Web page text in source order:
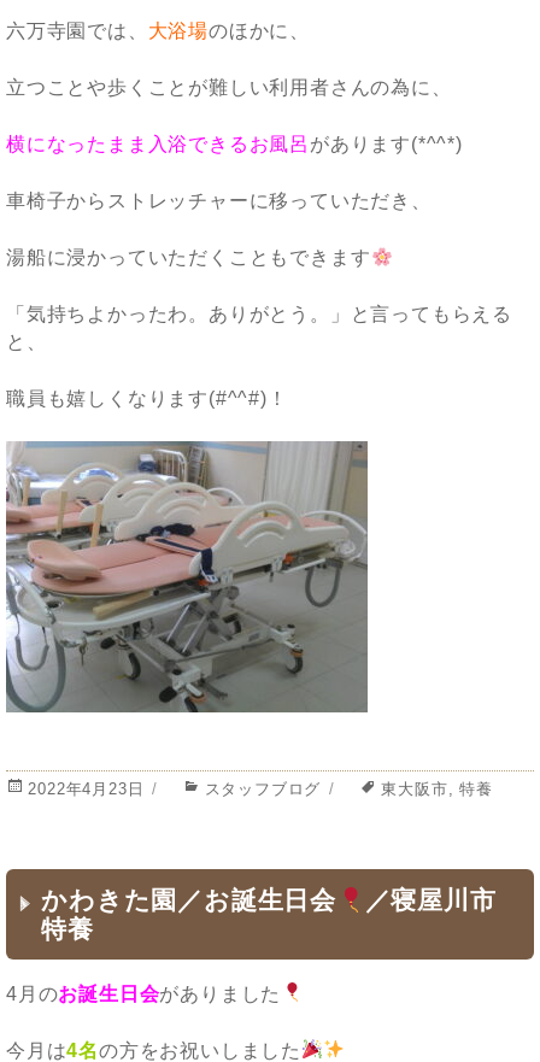
六万寺園では、 大浴場のほかに、
立つことや歩くことが難しい利用者さんの為に、
横になったまま入浴できるお風呂 があります(*^^*)
車椅子からストレッチャーに移っていただき、
湯船に浸かっていただくこともできます
「気持ちよかったわ。ありがとう。」と言ってもらえる
と、
職員も嬉しくなります(#^^#)！
投
2022年4月23日
カ
ー
スタッフブログ
タ
東大阪市 ,特養
かわきた園／お誕生日会
／寝屋川市
特養
4月のお誕生日会がありました
今月は4名の方をお祝いしました